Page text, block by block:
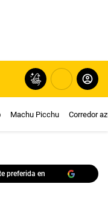
Machu Picchu Corredor
preferida en